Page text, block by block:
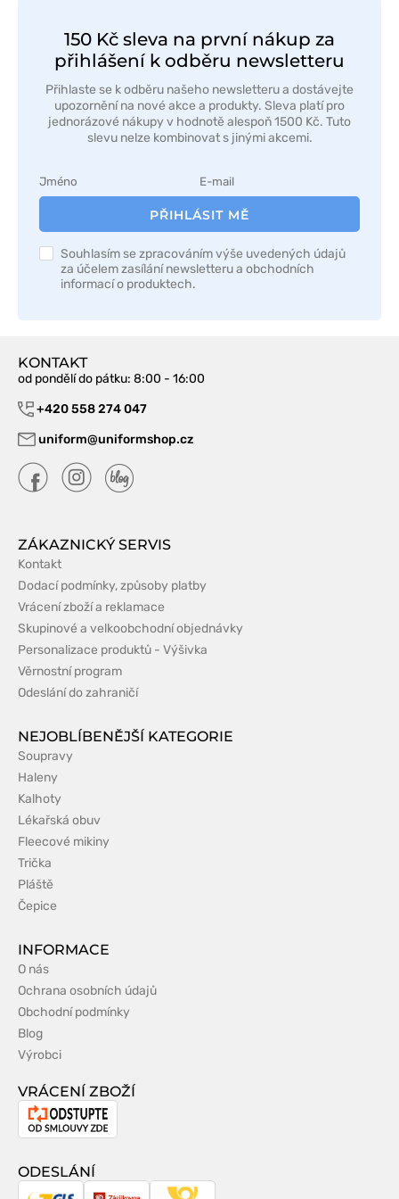
150 Kč sleva na první nákup za
přihlášení k odběru newsletteru
Přihlaste se k odběru našeho newsletteru a dostávejte
upozornění na nové akce a produkty. Sleva platí pro
jednorázové nákupy v hodnotě alespoň 1500 Kč. Tuto
slevu nelze kombinovat s jinými akcemi.
PŘIHLÁSIT MĚ
Souhlasím se zpracováním výše uvedených údajů
za účelem zasílání newsletteru a obchodních
informací o produktech.
KONTAKT
od pondělí do pátku: 8:00 - 16:00
+420 558 274 047
uniform@uniformshop.cz
ZÁKAZNICKÝ SERVIS
Kontakt
Dodací podmínky, způsoby platby
Vrácení zboží a reklamace
Skupinové a velkoobchodní objednávky
Personalizace produktů - Výšivka
Věrnostní program
Odeslání do zahraničí
NEJOBLÍBENĚJŠÍ KATEGORIE
Soupravy
Haleny
Kalhoty
Lékařská obuv
Fleecové mikiny
Trička
Pláště
Čepice
INFORMACE
O nás
Ochrana osobních údajů
Obchodní podmínky
Blog
Výrobci
VRÁCENÍ ZBOŽÍ
Odstoupení
smlouvy
ODESLÁNÍ